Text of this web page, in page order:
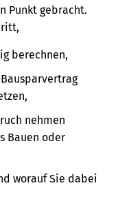
Punkt gebracht.
berechnen,
nehmen
Bauen oder
worauf Sie dabei